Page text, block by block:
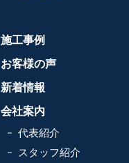
施工事例
お客様の声
新着情報
会社案内
代表紹介
スタッフ紹介